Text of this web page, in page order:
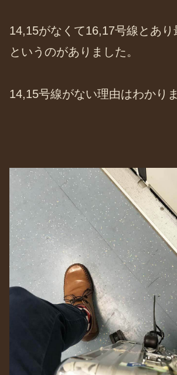
14,15がなくて16,17号線とあ
というのがありました。
14,15号線がない理由はわかり